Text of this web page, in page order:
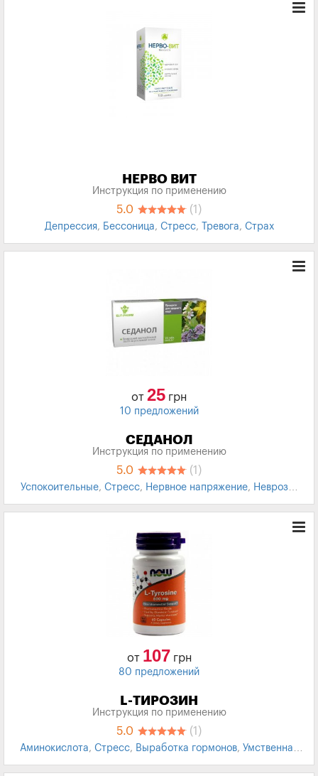
НЕРВО ВИТ
Инструкция по применению
5.0 (1)
Депрессия, Бессоница, Стресс, Тревога, Страх
от 25 грн
10 предложений
СЕДАНОЛ
Инструкция по применению
5.0 (1)
Успокоительные, Стресс, Нервное напряжение, Неврозы,
от 107 грн
80 предложений
L-ТИРОЗИН
Инструкция по применению
5.0 (1)
Аминокислота, Стресс, Выработка гормонов, Умственная